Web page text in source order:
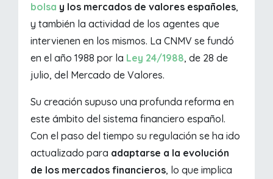
bolsa y los mercados de valores españoles,
y también la actividad de los agentes que
intervienen en los mismos. La CNMV se fundó
en el año 1988 por la Ley 24/1988, de 28 de
julio, del Mercado de Valores.
Su creación supuso una profunda reforma en
este ámbito del sistema financiero español.
Con el paso del tiempo su regulación se ha ido
actualizado para adaptarse a la evolución
de los mercados financieros, lo que implica